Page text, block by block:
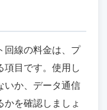
回線の料金は、プ
項目です。使用し
いか、データ通信
を確認しましょ